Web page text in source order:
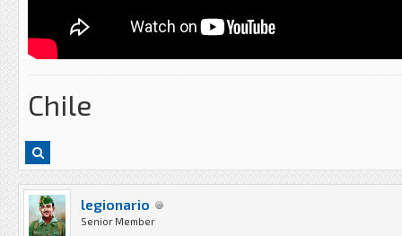
Chile
legionario
Senior Member